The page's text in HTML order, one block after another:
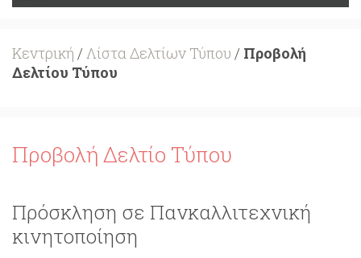
Κεντρική / Λίστα Δελτίων Τύπου / Προβολή
Δελτίου Τύπου
Προβολή Δελτίο Τύπου
Πρόσκληση σε Πανκαλλιτεχνική
κινητοποίηση